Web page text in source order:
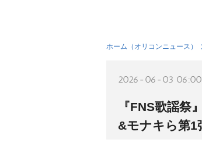
ホーム（オリコンニュース）
2026-06-03 06:00
『FNS歌謡
&モナキら第1